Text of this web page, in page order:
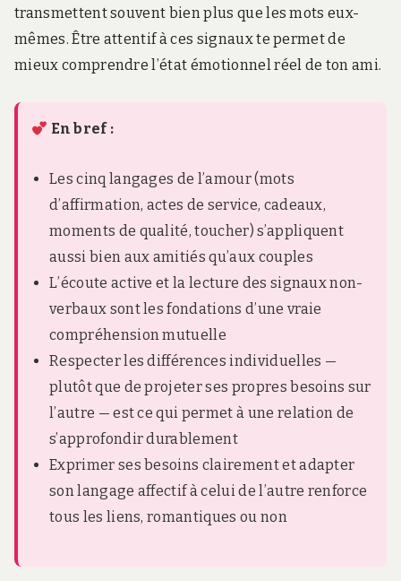
transmettent souvent bien plus que les mots eux-
mêmes. Être attentif à ces signaux te permet de
mieux comprendre l’état émotionnel réel de ton ami.
En bref :
Les cinq langages de l’amour (mots
d’affirmation, actes de service, cadeaux,
moments de qualité, toucher) s’appliquent
aussi bien aux amitiés qu’aux couples
L’écoute active et la lecture des signaux non-
verbaux sont les fondations d’une vraie
compréhension mutuelle
Respecter les différences individuelles —
plutôt que de projeter ses propres besoins sur
l’autre — est ce qui permet à une relation de
s’approfondir durablement
Exprimer ses besoins clairement et adapter
son langage affectif à celui de l’autre renforce
tous les liens, romantiques ou non